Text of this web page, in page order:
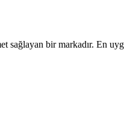
sağlayan bir markadır. En